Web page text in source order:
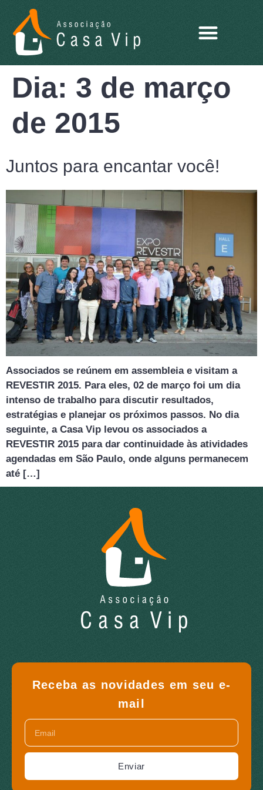
Dia: 3 de março
de 2015
Juntos para encantar você!
Associados se reúnem em assembleia e visitam a
REVESTIR 2015. Para eles, 02 de março foi um dia
intenso de trabalho para discutir resultados,
estratégias e planejar os próximos passos. No dia
seguinte, a Casa Vip levou os associados a
REVESTIR 2015 para dar continuidade às atividades
agendadas em São Paulo, onde alguns permanecem
até […]
Receba as novidades em seu e-
mail
Enviar